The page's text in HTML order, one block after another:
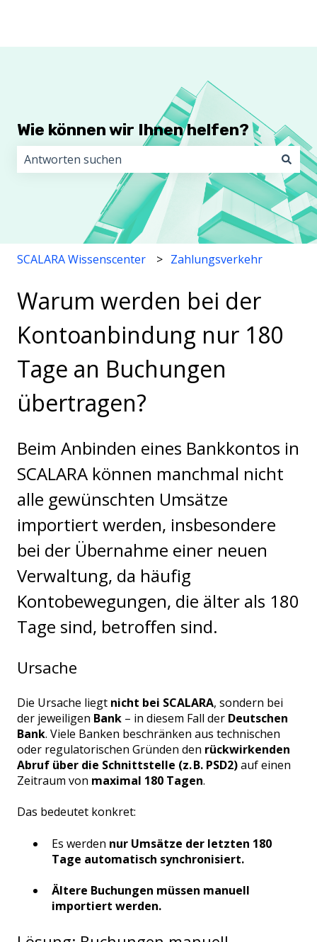
Wie können wir Ihnen helfen?
Es gibt keine Vorschläge, da das Suchfeld leer ist.
SCALARA Wissenscenter Zahlungsverkehr
Warum werden bei der
Kontoanbindung nur 180
Tage an Buchungen
übertragen?
Beim Anbinden eines Bankkontos in
SCALARA können manchmal nicht
alle gewünschten Umsätze
importiert werden, insbesondere
bei der Übernahme einer neuen
Verwaltung, da häufig
Kontobewegungen, die älter als 180
Tage sind, betroffen sind.
Ursache
Die Ursache liegt nicht bei SCALARA, sondern bei
der jeweiligen Bank – in diesem Fall der Deutschen
Bank. Viele Banken beschränken aus technischen
oder regulatorischen Gründen den rückwirkenden
Abruf über die Schnittstelle (z. B. PSD2)auf einen
Zeitraum von maximal 180 Tagen.
Das bedeutet konkret:
Es werden nur Umsätze der letzten 180
Tage automatisch synchronisiert.
Ältere Buchungen müssen manuell
importiert werden.